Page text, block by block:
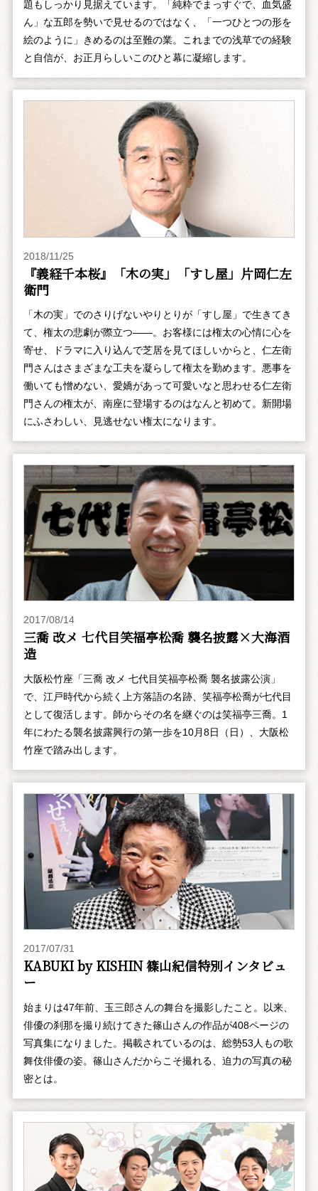
題もしっかり見据えています。「純粋でまっすぐで、血気盛
ん」な五郎を勢いで見せるのではなく、「一つひとつの形を
絵のように」きめるのは至難の業。これまでの浅草での経験
と自信が、お正月らしいこのひと幕に凝縮します。
2018/11/25
『義経千本桜』「木の実」「すし屋」片岡仁左
衛門
「木の実」でのさりげないやりとりが「すし屋」で生きてき
て、権太の悲劇が際立つ――。お客様には権太の心情に心を
寄せ、ドラマに入り込んで芝居を見てほしいからと、仁左衛
門さんはさまざまな工夫を凝らして権太を勤めます。悪事を
働いても憎めない、愛嬌があって可愛いなと思わせる仁左衛
門さんの権太が、南座に登場するのはなんと初めて。新開場
にふさわしい、見逃せない権太になります。
2017/08/14
三喬 改メ 七代目笑福亭松喬 襲名披露×大海酒
造
大阪松竹座「三喬 改メ 七代目笑福亭松喬 襲名披露公演」
で、江戸時代から続く上方落語の名跡、笑福亭松喬が七代目
として復活します。師からその名を継ぐのは笑福亭三喬。1
年にわたる襲名披露興行の第一歩を10月8日（日）、大阪松
竹座で踏み出します。
2017/07/31
KABUKI by KISHIN 篠山紀信特別インタビュ
ー
始まりは47年前、玉三郎さんの舞台を撮影したこと。以来、
俳優の刹那を撮り続けてきた篠山さんの作品が408ページの
写真集になりました。掲載されているのは、総勢53人もの歌
舞伎俳優の姿。篠山さんだからこそ撮れる、迫力の写真の秘
密とは。